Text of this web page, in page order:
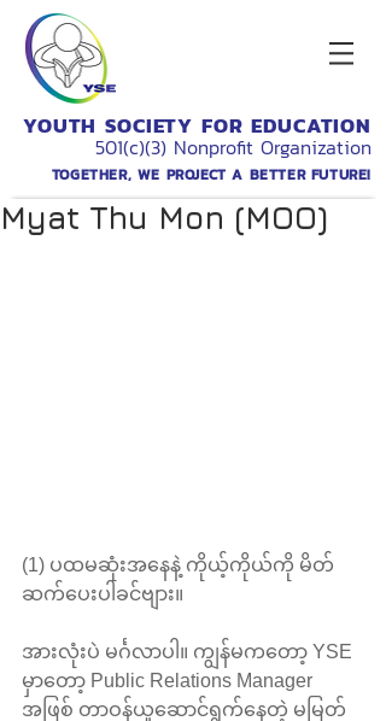
YOUTH SOCIETY FOR EDUCATION
501(c)(3) Nonprofit Organization
TOGETHER, WE PROJECT A BETTER FUTURE!
Myat Thu Mon (MOO)
(1) ပထမဆုံးအနေနဲ့ ကိုယ့်ကိုယ်ကို မိတ်
ဆက်ပေးပါခင်ဗျား။
အားလုံးပဲ မင်္ဂလာပါ။ ကျွန်မကတော့ YSE
မှာတော့ Public Relations Manager
အဖြစ် တာဝန်ယူဆောင်ရွက်နေတဲ့ မမြတ်